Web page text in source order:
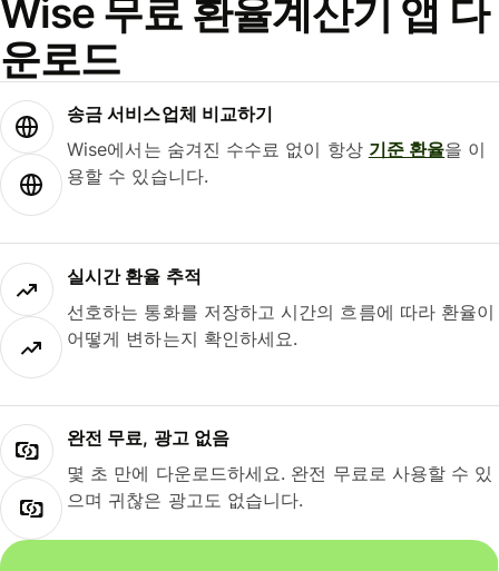
Wise 무료 환율계산기 앱 다
운로드
송금 서비스업체 비교하기
Wise에서는 숨겨진 수수료 없이 항상 기준 환율을 이
용할 수 있습니다.
실시간 환율 추적
선호하는 통화를 저장하고 시간의 흐름에 따라 환율이
어떻게 변하는지 확인하세요.
완전 무료, 광고 없음
몇 초 만에 다운로드하세요. 완전 무료로 사용할 수 있
으며 귀찮은 광고도 없습니다.